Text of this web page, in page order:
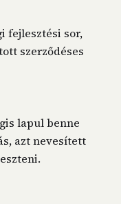
fejlesztési sor,
szerződéses
lapul benne
azt nevesített